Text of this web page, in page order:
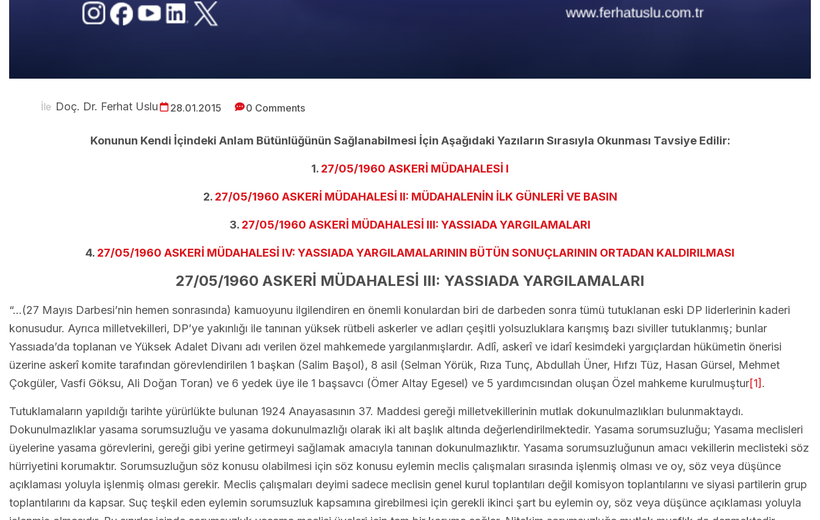
İle Doç. Dr. Ferhat Uslu 28.01.2015 0 Comments
Konunun Kendi İçindeki Anlam Bütünlüğünün Sağlanabilmesi İçin Aşağıdaki Yazıların Sırasıyla Okunması Tavsiye Edilir:
1. 27/05/1960 ASKERİ MÜDAHALESİ I
2. 27/05/1960 ASKERİ MÜDAHALESİ II: MÜDAHALENİN İLK GÜNLERİ VE BASIN
3. 27/05/1960 ASKERİ MÜDAHALESİ III: YASSIADA YARGILAMALARI
4. 27/05/1960 ASKERİ MÜDAHALESİ IV: YASSIADA YARGILAMALARININ BÜTÜN SONUÇLARININ ORTADAN KALDIRILMASI
27/05/1960 ASKERİ MÜDAHALESİ III: YASSIADA YARGILAMALARI
“…(27 Mayıs Darbesi’nin hemen sonrasında) kamuoyunu ilgilendiren en önemli konulardan biri de darbeden sonra tümü tutuklanan eski DP liderlerinin kaderi
konusudur. Ayrıca milletvekilleri, DP’ye yakınlığı ile tanınan yüksek rütbeli askerler ve adları çeşitli yolsuzluklara karışmış bazı siviller tutuklanmış; bunlar
Yassıada’da toplanan ve Yüksek Adalet Divanı adı verilen özel mahkemede yargılanmışlardır. Adlî, askerî ve idarî kesimdeki yargıçlardan hükümetin önerisi
üzerine askerî komite tarafından görevlendirilen 1 başkan (Salim Başol), 8 asil (Selman Yörük, Rıza Tunç, Abdullah Üner, Hıfzı Tüz, Hasan Gürsel, Mehmet
Çokgüler, Vasfi Göksu, Ali Doğan Toran) ve 6 yedek üye ile 1 başsavcı (Ömer Altay Egesel) ve 5 yardımcısından oluşan Özel mahkeme kurulmuştur[1] .
Tutuklamaların yapıldığı tarihte yürürlükte bulunan 1924 Anayasasının 37. Maddesi gereği milletvekillerinin mutlak dokunulmazlıkları bulunmaktaydı.
Dokunulmazlıklar yasama sorumsuzluğu ve yasama dokunulmazlığı olarak iki alt başlık altında değerlendirilmektedir. Yasama sorumsuzluğu; Yasama meclisleri
üyelerine yasama görevlerini, gereği gibi yerine getirmeyi sağlamak amacıyla tanınan dokunulmazlıktır. Yasama sorumsuzluğunun amacı vekillerin meclisteki söz
hürriyetini korumaktır. Sorumsuzluğun söz konusu olabilmesi için söz konusu eylemin meclis çalışmaları sırasında işlenmiş olması ve oy, söz veya düşünce
açıklaması yoluyla işlenmiş olması gerekir. Meclis çalışmaları deyimi sadece meclisin genel kurul toplantıları değil komisyon toplantılarını ve siyasi partilerin grup
toplantılarını da kapsar. Suç teşkil eden eylemin sorumsuzluk kapsamına girebilmesi için gerekli ikinci şart bu eylemin oy, söz veya düşünce açıklaması yoluyla